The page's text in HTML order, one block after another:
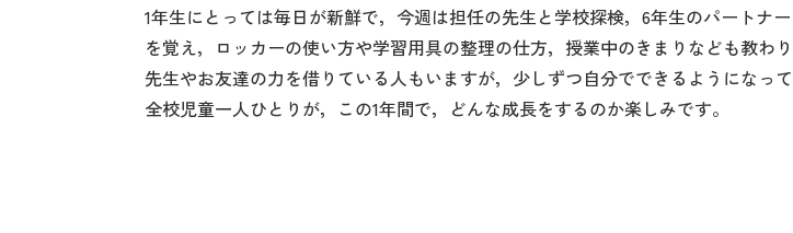
1年生にとっては毎日が新鮮で，今週は担任の先生と学校探検，6年生のパートナ
を覚え，ロッカーの使い方や学習用具の整理の仕方，授業中のきまりなども教わ
先生やお友達の力を借りている人もいますが，少しずつ自分でできるようになって
全校児童一人ひとりが，この1年間で，どんな成長をするのか楽しみです。